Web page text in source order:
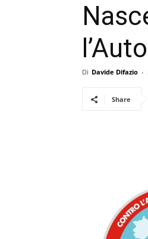
Di Davide Difazio -
Share